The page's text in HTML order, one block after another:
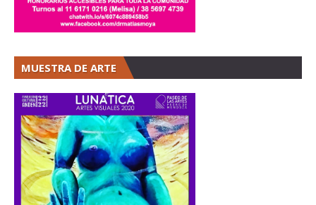
MUESTRA DE ARTE